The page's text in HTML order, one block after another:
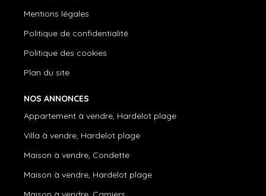
Mentions légales
Politique de confidentialité
Politique des cookies
Plan du site
NOS ANNONCES
Appartement à vendre, Hardelot plage
Villa à vendre, Hardelot plage
Maison à vendre, Condette
Maison à vendre, Hardelot plage